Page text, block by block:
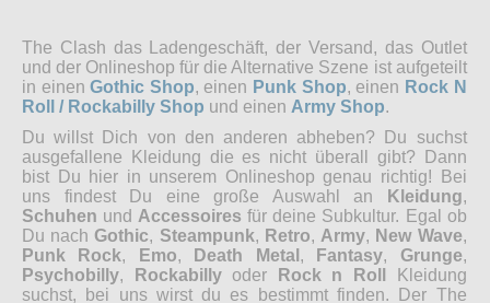
The Clash das Ladengeschäft, der Versand, das Outlet
und der Onlineshop für die Alternative Szene ist aufgeteilt
in einenGothic Shop, einen Punk Shop, einen Rock N
Roll / Rockabilly Shop und einen Army Shop.
Du willst Dich von den anderen abheben? Du suchst
ausgefallene Kleidung die es nicht überall gibt? Dann
bist Du hier in unserem Onlineshop genau richtig! Bei
uns findest Du eine große Auswahl an
Kleidung,
Schuhen und Accessoires für deine Subkultur. Egal ob
Du nach Gothic, Steampunk, Retro, Army, New Wave,
Punk Rock, Emo, Death Metal , Fantasy, Grunge,
Psychobilly, Rockabillyoder Rock n Roll
Kleidung
suchst, bei uns wirst du es bestimmt finden. Der The